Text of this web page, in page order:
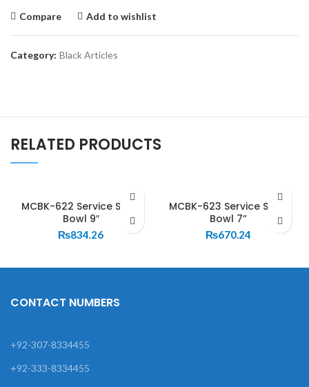
Compare Add to wishlist
Category: Black Articles
RELATED PRODUCTS
MCBK-622 Service Soup
Bowl 9″
₨834.26
MCBK-623 Service Soup
Bowl 7”
₨670.24
CONTACT NUMBERS
+92-307-8334455
+92-333-8334455